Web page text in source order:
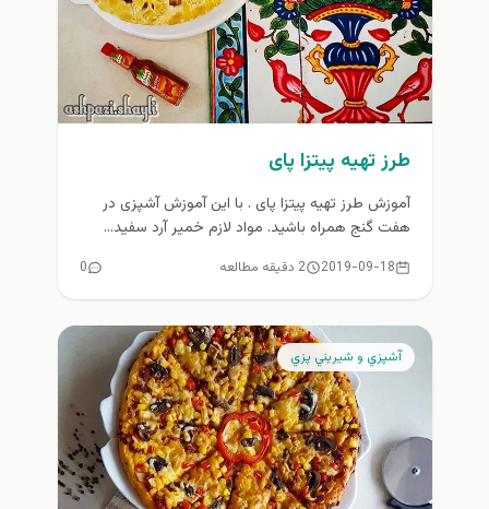
طرز تهیه پیتزا پای
آموزش طرز تهیه پیتزا پای . با این آموزش آشپزی در
هفت گنج همراه باشید. مواد لازم خمیر آرد سفید...
2019-09-18 2 دقیقه مطالعه 0
آشپزي و شيريني پزي